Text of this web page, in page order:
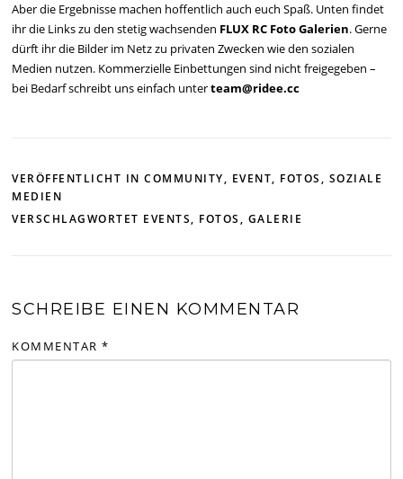
Aber die Ergebnisse machen hoffentlich auch euch Spaß. Unten findet
ihr die Links zu den stetig wachsenden FLUX RC Foto Galerien. Gerne
dürft ihr die Bilder im Netz zu privaten Zwecken wie den sozialen
Medien nutzen. Kommerzielle Einbettungen sind nicht freigegeben –
bei Bedarf schreibt uns einfach unterteam@ridee.cc
VERÖFFENTLICHT INCOMMUNITY, EVENT, FOTOS, SOZIALE
MEDIEN
VERSCHLAGWORTET EVENTS, FOTOS, GALERIE
SCHREIBE EINEN KOMMENTAR
KOMMENTAR*